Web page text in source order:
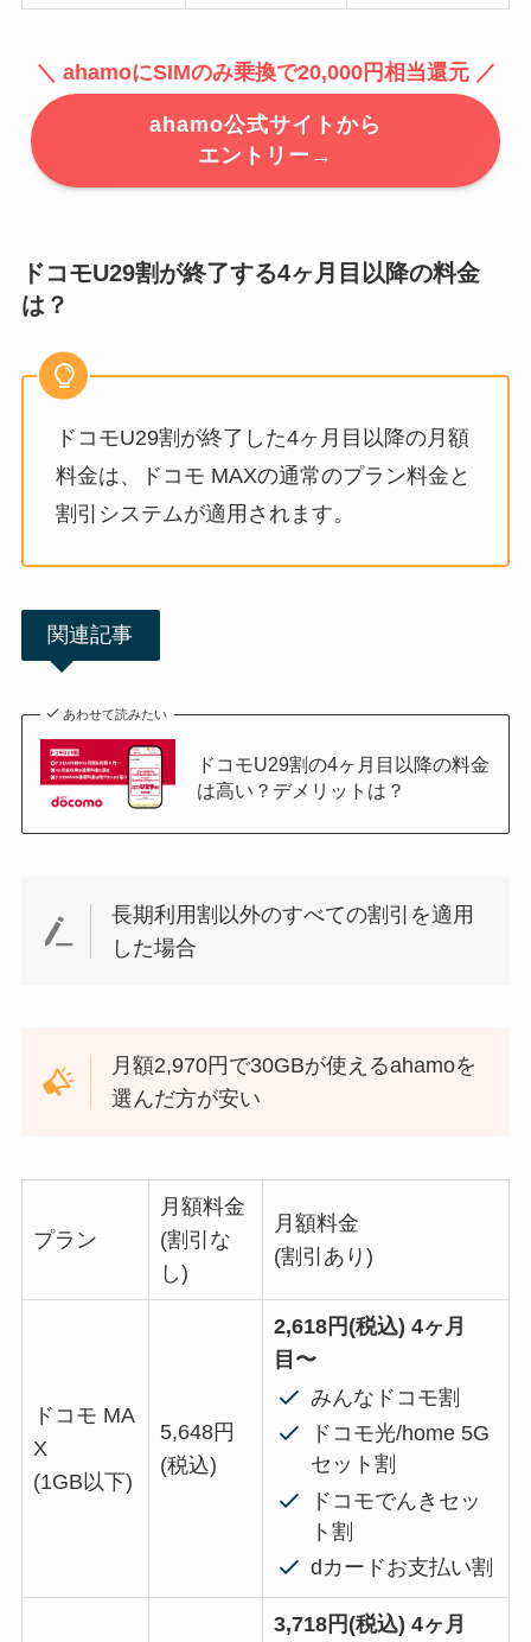
＼ ahamoにSIMのみ乗換で20,000円相当還元 ／
ahamo公式サイトから
エントリー→
ドコモU29割が終了する4ヶ月目以降の料金
は？
ドコモU29割が終了した4ヶ月目以降の月額
料金は、ドコモ MAXの通常のプラン料金と
割引システムが適用されます。
関連記事
あわせて読みたい
ドコモU29割の4ヶ月目以降の料金
は高い？デメリットは？
長期利用割以外のすべての割引を適用
した場合
月額2,970円で30GBが使えるahamoを
選んだ方が安い
プラン
月額料金
(割引な
し)
月額料金
(割引あり)
ドコモ MA
X
(1GB以下)
5,648円
(税込)
2,618円(税込) 4ヶ月
目〜
みんなドコモ割
ドコモ光/home 5G
セット割
ドコモでんきセッ
ト割
dカードお支払い割
3,718円(税込) 4ヶ月